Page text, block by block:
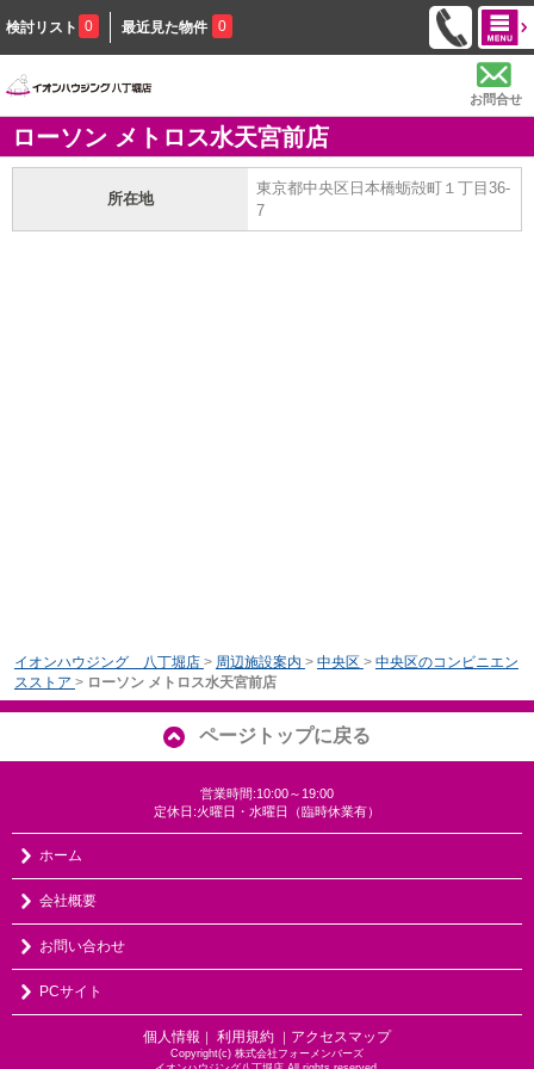
検討リスト 0 最近見た物件 0
お問合せ
ローソン メトロス水天宮前店
所在地
東京都中央区日本橋蛎殻町１丁目36-
7
イオンハウジング 八丁堀店 > 周辺施設案内 > 中央区 > 中央区のコンビニエン
スストア > ローソン メトロス水天宮前店
ページトップに戻る
営業時間:10:00～19:00
定休日:火曜日・水曜日（臨時休業有）
ホーム
会社概要
お問い合わせ
PCサイト
個人情報 ｜ 利用規約 ｜ アクセスマップ
Copyright(c) 株式会社フォーメンバーズ